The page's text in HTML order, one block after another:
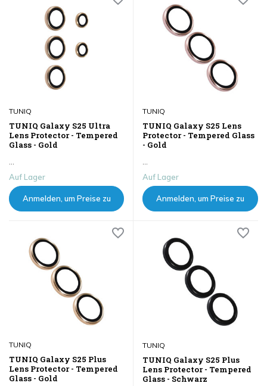
TUNIQ
TUNIQ Galaxy S25 Ultra
Lens Protector - Tempered
Glass - Gold
Auf Lager
Anmelden, um Preise zu
TUNIQ
TUNIQ Galaxy S25 Lens
Protector - Tempered Glass
- Gold
...
Auf Lager
Anmelden, um Preise zu
TUNIQ
TUNIQ Galaxy S25 Plus
Lens Protector - Tempered
Glass - Gold
TUNIQ
TUNIQ Galaxy S25 Plus
Lens Protector - Tempered
Glass - Schwarz